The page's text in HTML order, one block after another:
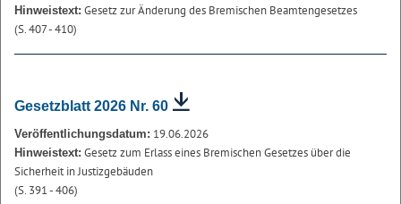
Hinweistext: Gesetz zur Änderung des Bremischen Beamtengesetzes
(S. 407 - 410)
Gesetzblatt 2026 Nr. 60
Veröffentlichungsdatum: 19.06.2026
Hinweistext: Gesetz zum Erlass eines Bremischen Gesetzes über die
Sicherheit in Justizgebäuden
(S. 391 - 406)